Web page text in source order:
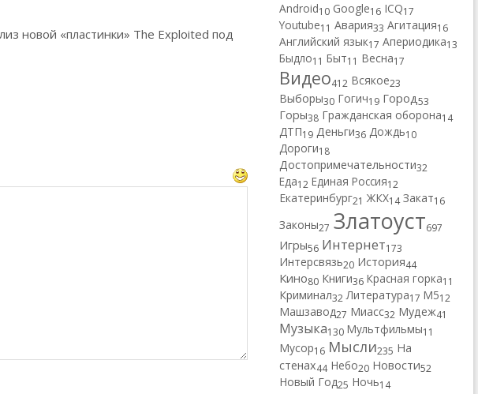
новой «пластинки» The Exploited под
Android10 Google16 ICQ17
Youtube11 Авария33 Агитация16
Английский язык17 Апериодика13
Быдло11 Быт11 Весна17
Видео412 Всякое23
Выборы30 Гогич19 Город53
Горы38 Гражданская оборона14
ДТП19 Деньги36 Дождь10
Дороги18
Достопримечательности32
Еда12 Единая Россия12
Екатеринбург21 ЖКХ14 Закат16
Законы27 Златоуст697
Игры56 Интернет173
Интерсвязь20 История44
Кино80 Книги36 Красная горка11
Криминал32 Литература17 М512
Машзавод27 Миасс32 Мудеж41
Музыка130 Мультфильмы11
Мусор16 Мысли235 На
стенах44 Небо20 Новости52
Новый Год25 Ночь14